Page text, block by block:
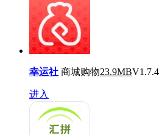
幸运社 商城购物23.9MBV1.7.4
进入